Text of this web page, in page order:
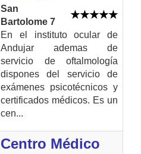
San
Bartolome 7
En el instituto ocular de
Andujar ademas de
servicio de oftalmología
dispones del servicio de
exámenes psicotécnicos y
certificados médicos. Es un
cen...
Centro Médico